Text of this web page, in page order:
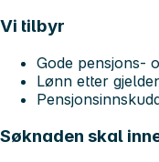
Vi tilbyr
Gode pensjons-
Lønn etter
Søknaden skal